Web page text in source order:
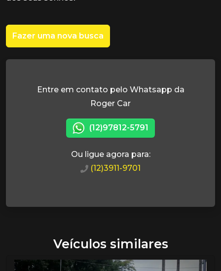
Fazer uma nova busca
Entre em contato pelo Whatsapp da
Roger Car
(12)97812-5791
Ou ligue agora para:
(12)3911-9701
Veículos similares